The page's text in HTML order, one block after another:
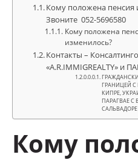
Кому положена пенсия
Звоните 052-5696580
Кому положена
изменилось?
Контакты –
«A.R.IMMIGREALTY» и
ГРАНИЦЕЙ С
КИПРЕ,
ПАРАГВАЕ
САЛЬВАДОРЕ
Кому